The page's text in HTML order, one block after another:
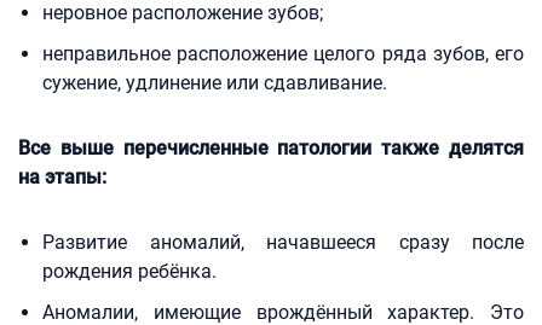
неровное расположение зубов;
неправильное расположение целого ряда зубов, его
сужение, удлинение или сдавливание.
Все выше перечисленные патологии также делятся
на этапы:
Развитие аномалий, начавшееся сразу после
рождения ребёнка.
Аномалии, имеющие врождённый характер. Это